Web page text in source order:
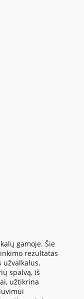
gamoje. Šie
rezultatas
užvalkalus,
spalvą, iš
užtikrina